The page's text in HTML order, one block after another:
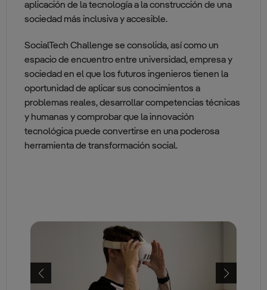
aplicación de la tecnología a la construcción de una
sociedad más inclusiva y accesible.
SocialTech Challenge se consolida, así como un
espacio de encuentro entre universidad, empresa y
sociedad en el que los futuros ingenieros tienen la
oportunidad de aplicar sus conocimientos a
problemas reales, desarrollar competencias técnicas
y humanas y comprobar que la innovación
tecnológica puede convertirse en una poderosa
herramienta de transformación social.